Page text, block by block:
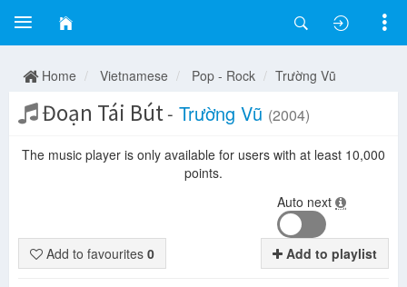
Home Vietnamese Pop - Rock Trường Vũ
Đoạn Tái Bút- Trường Vũ (2004)
The music player is only available for users with at least 10,000
points.
Auto next
Add to favourites 0 Add to playlist